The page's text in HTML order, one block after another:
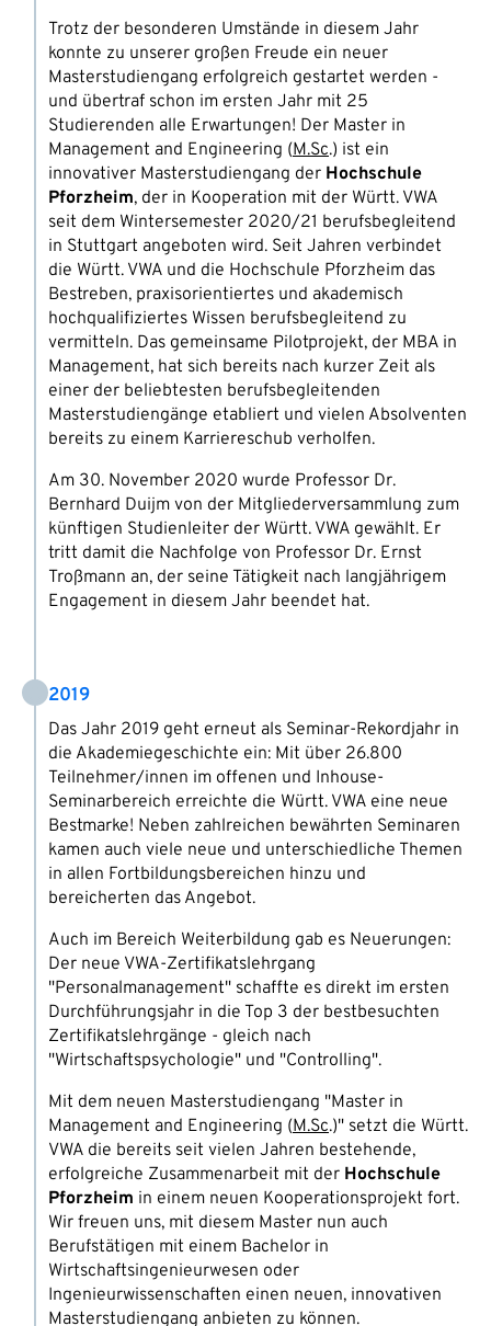
Trotz der besonderen Umstände in diesem Jahr
konnte zu unserer großen Freude ein neuer
Masterstudiengang erfolgreich gestartet werden -
und übertraf schon im ersten Jahr mit 25
Studierenden alle Erwartungen! Der Master in
Management and Engineering (M.Sc.) ist ein
innovativer Masterstudiengang der Hochschule
Pforzheim, der in Kooperation mit der Württ. VWA
seit dem Wintersemester 2020/21 berufsbegleitend
in Stuttgart angeboten wird. Seit Jahren verbindet
die Württ. VWA und die Hochschule Pforzheim das
Bestreben, praxisorientiertes und akademisch
hochqualifiziertes Wissen berufsbegleitend zu
vermitteln. Das gemeinsame Pilotprojekt, der MBA in
Management, hat sich bereits nach kurzer Zeit als
einer der beliebtesten berufsbegleitenden
Masterstudiengänge etabliert und vielen Absolventen
bereits zu einem Karriereschub verholfen.
Am 30. November 2020 wurde Professor Dr.
Bernhard Duijm von der Mitgliederversammlung zum
künftigen Studienleiter der Württ. VWA gewählt. Er
tritt damit die Nachfolge von Professor Dr. Ernst
Troßmann an, der seine Tätigkeit nach langjährigem
Engagement in diesem Jahr beendet hat.
2019
Das Jahr 2019 geht erneut als Seminar-Rekordjahr in
die Akademiegeschichte ein: Mit über 26.800
Teilnehmer/innen im offenen und Inhouse-
Seminarbereich erreichte die Württ. VWA eine neue
Bestmarke! Neben zahlreichen bewährten Seminaren
kamen auch viele neue und unterschiedliche Themen
in allen Fortbildungsbereichen hinzu und
bereicherten das Angebot.
Auch im Bereich Weiterbildung gab es Neuerungen:
Der neue VWA-Zertifikatslehrgang
"Personalmanagement" schaffte es direkt im ersten
Durchführungsjahr in die Top 3 der bestbesuchten
Zertifikatslehrgänge - gleich nach
"Wirtschaftspsychologie" und "Controlling".
Mit dem neuen Masterstudiengang "Master in
Management and Engineering (M.Sc.)" setzt die Württ.
VWA die bereits seit vielen Jahren bestehende,
erfolgreiche Zusammenarbeit mit der Hochschule
Pforzheim in einem neuen Kooperationsprojekt fort.
Wir freuen uns, mit diesem Master nun auch
Berufstätigen mit einem Bachelor in
Wirtschaftsingenieurwesen oder
Ingenieurwissenschaften einen neuen, innovativen
Masterstudiengang anbieten zu können.